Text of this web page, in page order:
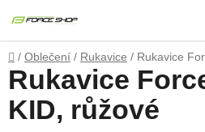
na
obsah
Domů
/ Oblečení / Rukavice / Rukavice
Rukavice
KID, růžové